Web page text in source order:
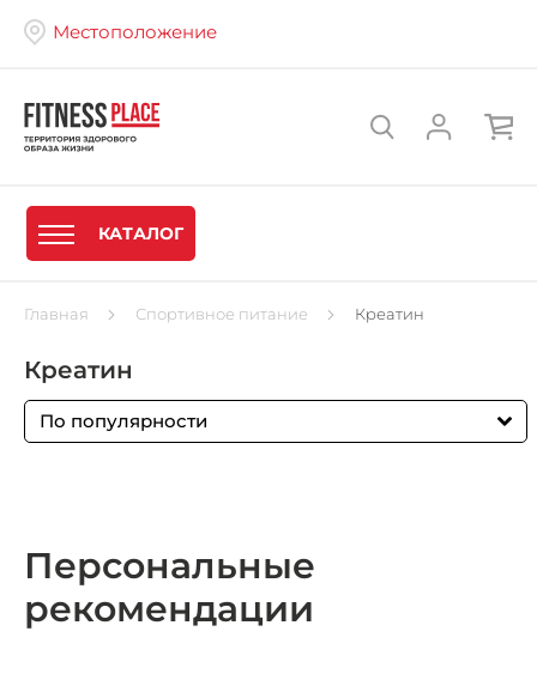
Местоположение
КАТАЛОГ
Главная Спортивное питание Креатин
Креатин
По популярности
Персональные
рекомендации